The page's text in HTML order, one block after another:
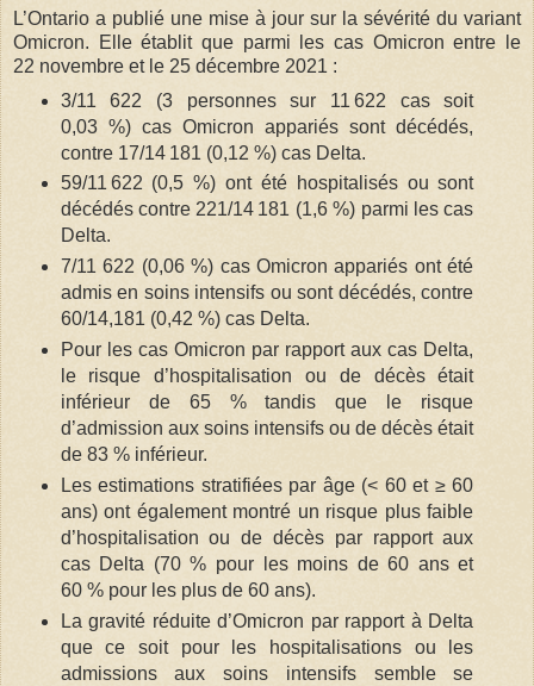
L’Ontario a publié une mise à jour sur la sévérité du variant
Omicron. Elle établit que parmi les cas Omicron entre le
22 novembre et le 25 décembre 2021 :
3/11 622 (3 personnes sur 11 622 cas soit
0,03 %) cas Omicron appariés sont décédés,
contre 17/14 181 (0,12 %) cas Delta.
59/11 622 (0,5 %) ont été hospitalisés ou sont
décédés contre 221/14 181 (1,6 %) parmi les cas
Delta.
7/11 622 (0,06 %) cas Omicron appariés ont été
admis en soins intensifs ou sont décédés, contre
60/14,181 (0,42 %) cas Delta.
Pour les cas Omicron par rapport aux cas Delta,
le risque d’hospitalisation ou de décès était
inférieur de 65 % tandis que le risque
d’admission aux soins intensifs ou de décès était
de 83 % inférieur.
Les estimations stratifiées par âge (< 60 et ≥ 60
ans) ont également montré un risque plus faible
d’hospitalisation ou de décès par rapport aux
cas Delta (70 % pour les moins de 60 ans et
60 % pour les plus de 60 ans).
La gravité réduite d’Omicron par rapport à Delta
que ce soit pour les hospitalisations ou les
admissions aux soins intensifs semble se